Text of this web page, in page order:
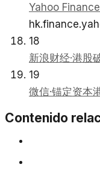
Yahoo
18
新浪财经·港股
19
微信·锚定资本
Contenido